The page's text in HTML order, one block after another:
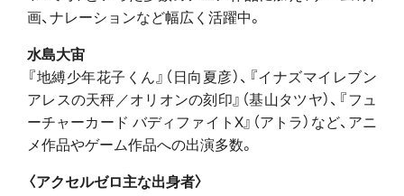
画、ナレーションなど幅広く活躍中。
水島大宙
『地縛少年花子くん』（日向夏彦）、『イナズマイレブン
アレスの天秤／オリオンの刻印』（基山タツヤ）、『フュ
ーチャーカード バディファイトX』（アトラ）など、アニ
メ作品やゲーム作品への出演多数。
〈アクセルゼロ主な出身者〉